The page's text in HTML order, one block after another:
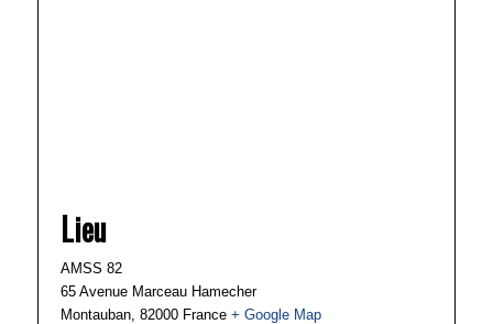
Lieu
AMSS 82
65 Avenue Marceau Hamecher
Montauban, 82000 France + Google Map